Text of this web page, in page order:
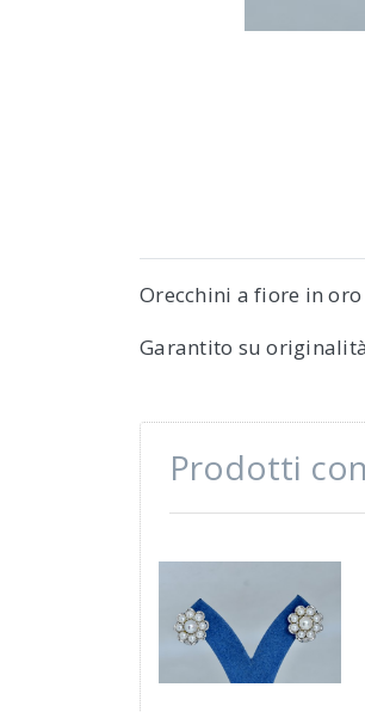
Orecchini a fiore in
Garantito su
Prodotti